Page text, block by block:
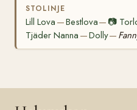
STOLINJE
Lill Lova —Bestlova— 📷
Tjäder Nanna —Dolly—